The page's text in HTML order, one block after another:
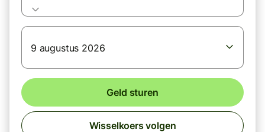
9 augustus 2026
Geld sturen
Wisselkoers volgen